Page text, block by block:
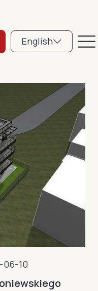
English
06-10